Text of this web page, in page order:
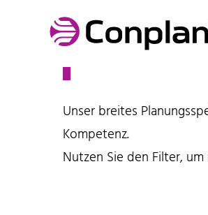
Unser breites
Kompetenz.
Nutzen Sie den Filter,